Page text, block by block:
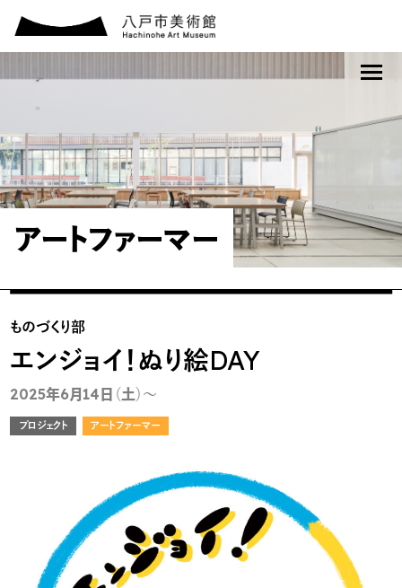
アートファーマー
ものづくり部
エンジョイ！ぬり絵DAY
2025年6月14日（土）～
プロジェクト アートファーマー